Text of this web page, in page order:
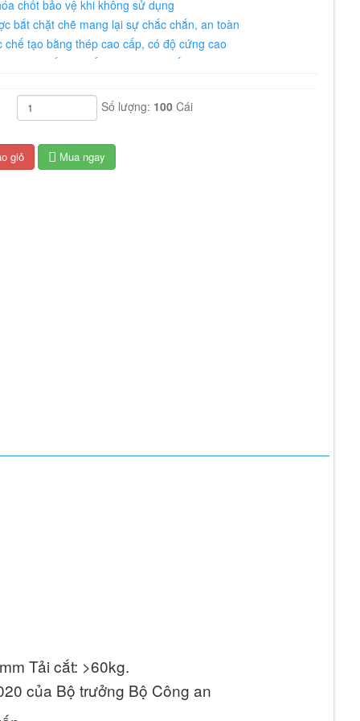
chốt bảo vệ khi không sử dụng
bắt chặt chẽ mang lại sự chắc chắn, an toàn
tạo bằng thép cao cấp, có độ cứng cao
làm từ sắt cao cấp, có độ cứng tốt
dụng, dễ sử dụng
thể: 24" (600mm) - 60cm Khả năng cắt sắt tối đa: 8mm Tải
Thông tư số 150/2020/TT-BCA, ngày 31/12/2020 của
an
Số lượng: 100 Cái
giỏ Mua ngay
Tải cắt: >60kg.
của Bộ trưởng Bộ Công an